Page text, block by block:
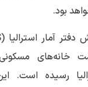
بود.
خانه‌های
استرالیا رسیده